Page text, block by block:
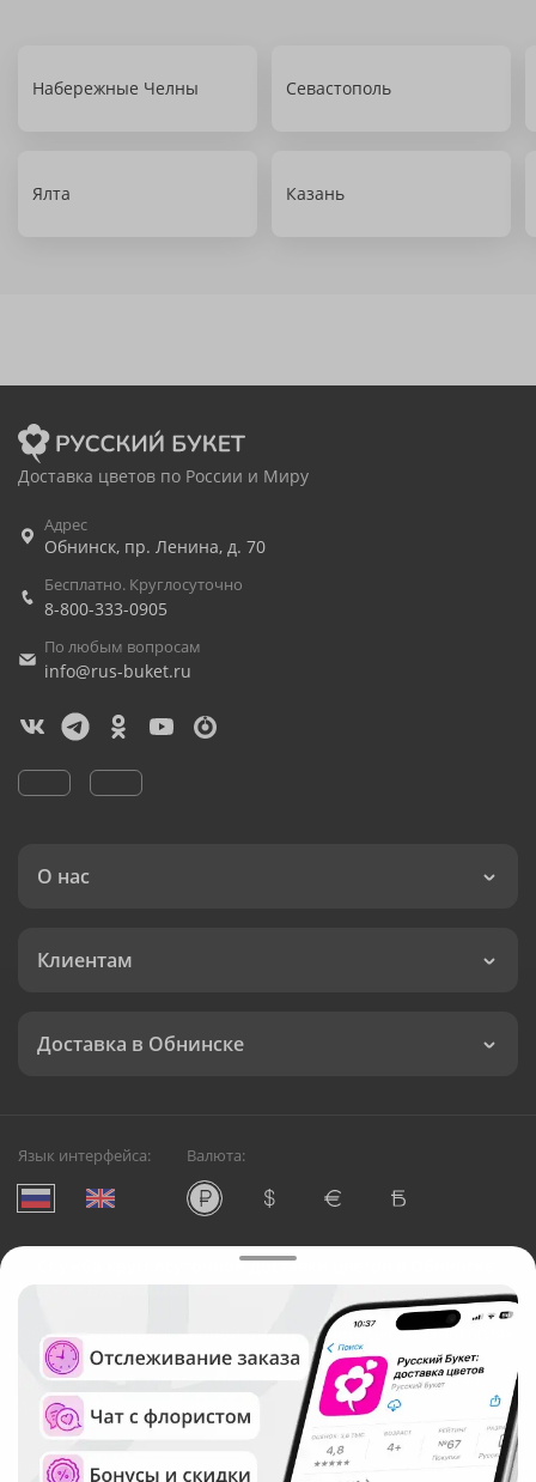
Набережные Челны Севастополь
Ялта Казань
Доставка цветов по России и Миру
Адрес
Обнинск, пр. Ленина, д. 70
Бесплатно. Круглосуточно
8-800-333-0905
По любым вопросам
info@rus-buket.ru
О нас
Клиентам
Доставка в Обнинске
Язык интерфейса: Валюта:
Служба круглосуточной доставки цветов в Обнинске
Русский Букет, 2026
Общество с ограниченной ответственностью «Технология»
ОГРН: 1195476081745, ИНН: 5410081997
Юридический адрес: г. Новосибирск, ул. Ипподромская,
д.42, оф. 3
Рейтинг Русского букета